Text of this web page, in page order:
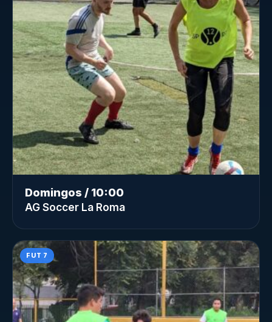
Domingos / 10:00
AG Soccer La Roma
FUT 7